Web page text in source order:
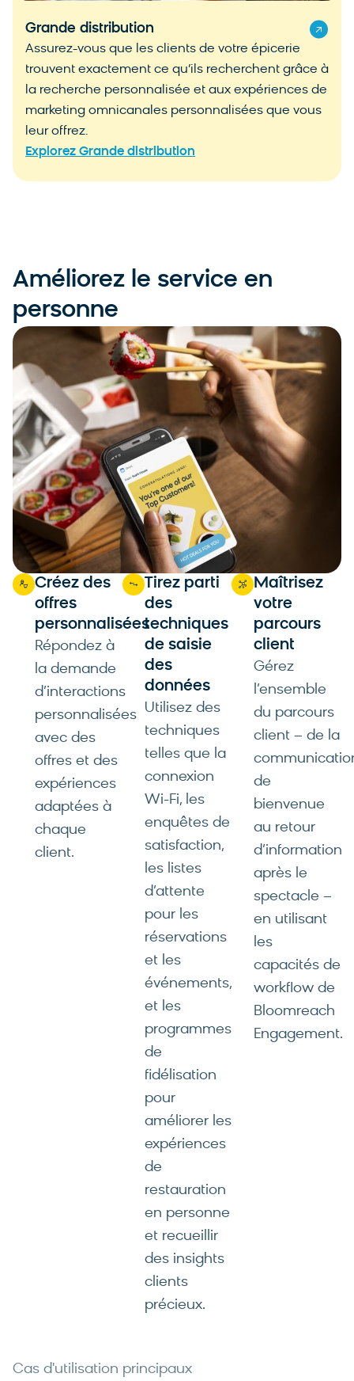
Grande distribution
Assurez-vous que les clients de votre épicerie
trouvent exactement ce qu’ils recherchent grâce à
la recherche personnalisée et aux expériences de
marketing omnicanales personnalisées que vous
leur offrez.
Explorez Grande distribution
Améliorez le service en
personne
Créez des
offres
personnalisées
Répondez à
la demande
d’interactions
personnalisées
avec des
offres et des
expériences
adaptées à
chaque
client.
Tirez parti
des
techniques
de saisie
des
données
Utilisez des
techniques
telles que la
connexion
Wi-Fi, les
enquêtes de
satisfaction,
les listes
d’attente
pour les
réservations
et les
événements,
et les
programmes
de
fidélisation
pour
améliorer les
expériences
de
restauration
en personne
et recueillir
des insights
clients
précieux.
Maîtrisez
votre
parcours
client
Gérez
l’ensemble
du parcours
client – de la
de
bienvenue
au retour
d’information
après le
spectacle –
en utilisant
les
capacités de
workflow de
Bloomreach
Engagement.
Cas d'utilisation principaux